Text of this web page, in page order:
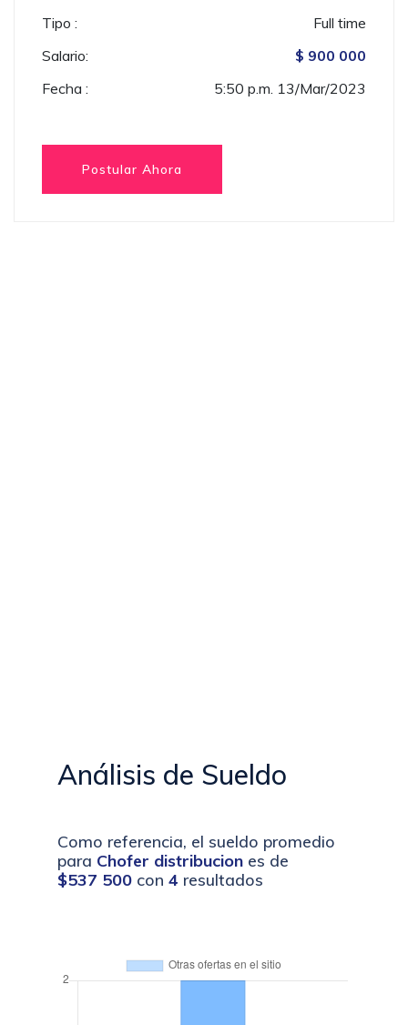
Tipo :
Full time
Salario:
$ 900 000
Fecha :
5:50 p.m. 13/Mar/2023
Postular Ahora
Análisis de Sueldo
Como referencia, el sueldo promedio
para Chofer distribucion es de
$537 500 con 4 resultados